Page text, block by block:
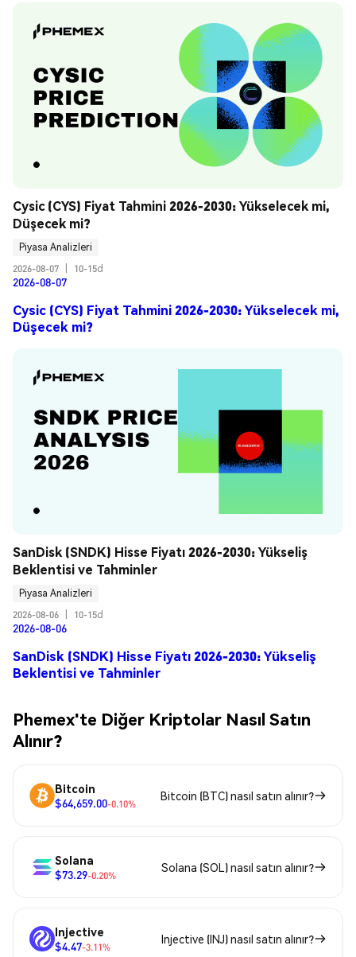
Cysic (CYS) Fiyat Tahmini 2026-2030: Yükselecek mi,
Düşecek mi?
Piyasa Analizleri
2026-08-07
10-15d
2026-08-07
Cysic (CYS) Fiyat Tahmini 2026-2030: Yükselecek mi,
Düşecek mi?
SanDisk (SNDK) Hisse Fiyatı 2026-2030: Yükseliş
Beklentisi ve Tahminler
Piyasa Analizleri
2026-08-06
10-15d
2026-08-06
SanDisk (SNDK) Hisse Fiyatı 2026-2030: Yükseliş
Beklentisi ve Tahminler
Phemex'te Diğer Kriptolar Nasıl Satın
Alınır?
Bitcoin
$64,659.00-0.10%
Bitcoin (BTC) nasıl satın alınır?
Solana
$73.29-0.20%
Solana (SOL) nasıl satın alınır?
Injective
$4.47-3.11%
Injective (INJ) nasıl satın alınır?